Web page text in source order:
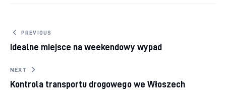
Nawigacja wpisu
PREVIOUS
Idealne miejsce na weekendowy wypad
NEXT
Kontrola transportu drogowego we Włoszech